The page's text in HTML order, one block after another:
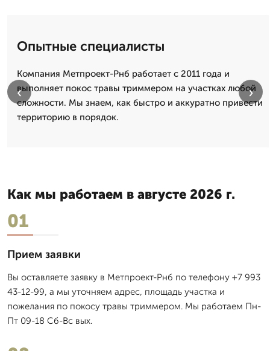
Опытные специалисты
Компания Метпроект-Рнб работает с 2011 года и
выполняет покос травы триммером на участках любой
сложности. Мы знаем, как быстро и аккуратно привести
территорию в порядок.
‹ ›
Как мы работаем в августе 2026 г.
01
Прием заявки
Вы оставляете заявку в Метпроект-Рнб по телефону +7 993
43-12-99, а мы уточняем адрес, площадь участка и
пожелания по покосу травы триммером. Мы работаем Пн-
Пт 09-18 Сб-Вс вых.